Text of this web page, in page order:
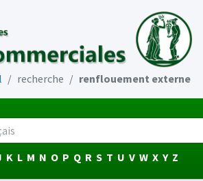
recherche renflouement externe
K L M N O P Q R S T U V W X Y Z